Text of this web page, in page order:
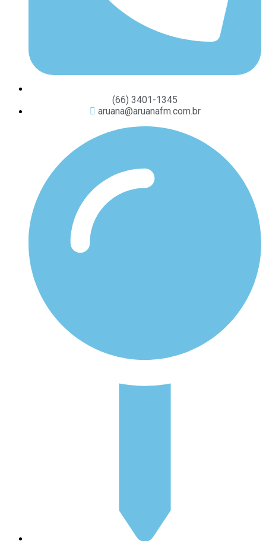
(66) 3401-1345
aruana@aruanafm.com.br